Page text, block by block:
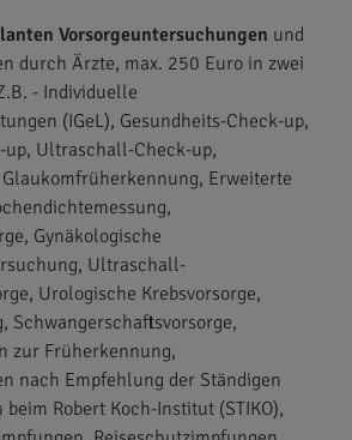
Vorsorgeuntersuchungen und
durch Ärzte, max. 250 Euro in zwei
- Individuelle
(IGeL), Gesundheits-Check-up,
up, Ultraschall-Check-up,
Erweiterte
Gynäkologische
Ultraschall-
Urologische Krebsvorsorge,
Schwangerschaftsvorsorge,
zur Früherkennung,
nach Empfehlung der Ständigen
Robert Koch-Institut (STIKO),